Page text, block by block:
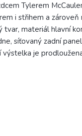
Tylerem
i střihem a zároveň
materiál hlavní
síťovaný zadní
je